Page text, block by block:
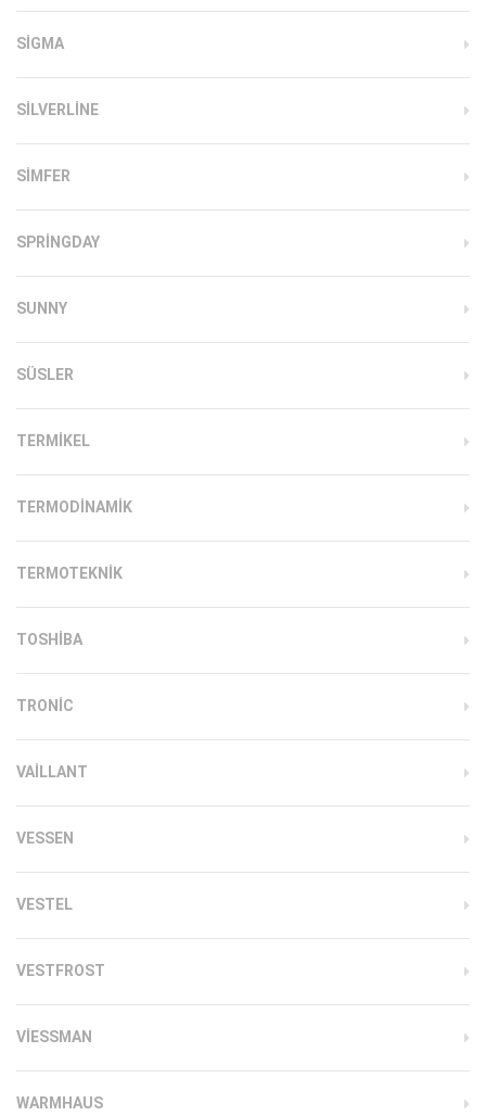
SIGMA
SILVERLINE
SIMFER
SPRINGDAY
SUNNY
SÜSLER
TERMIKEL
TERMODINAMIK
TERMOTEKNIK
TOSHIBA
TRONIC
VAILLANT
VESSEN
VESTEL
VESTFROST
VIESSMAN
WARMHAUS